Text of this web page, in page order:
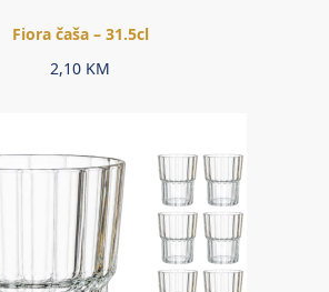
Fiora čaša – 31.5cl
2,10 KM